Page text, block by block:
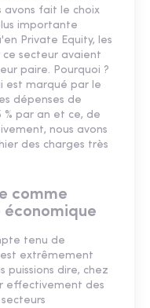
avons fait le choix
importante
Private Equity, les
ce secteur avaient
paire. Pourquoi ?
est marqué par le
dépenses de
par an et ce, de
nous avons
des charges très
comme
économique
tenu de
extrêmement
puissions dire, chez
effectivement des